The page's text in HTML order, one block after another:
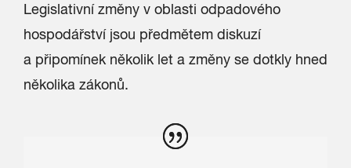
Legislativní změny v oblasti odpadového
hospodářství jsou předmětem diskuzí
a připomínek několik let a změny se dotkly hned
několika zákonů.